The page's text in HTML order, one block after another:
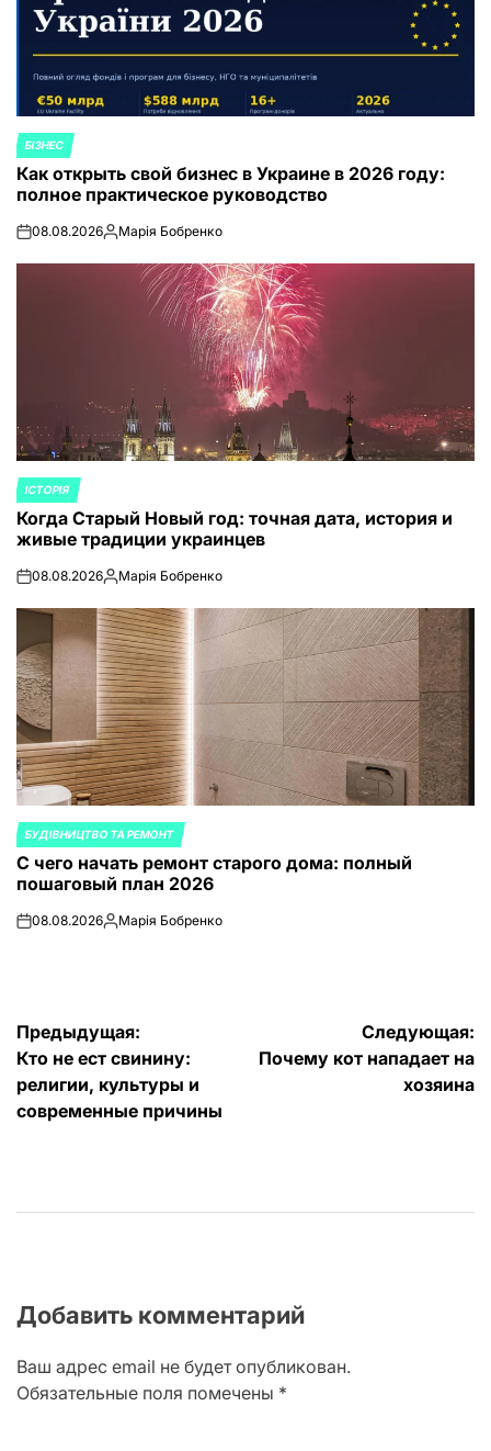
ОПУБЛИКОВАНО
В
БІЗНЕС
Как открыть свой бизнес в Украине в 2026 году:
полное практическое руководство
on08.08.2026Запись
Марія Бобренко
ОПУБЛИКОВАНО
В
ІСТОРІЯ
Когда Старый Новый год: точная дата, история и
живые традиции украинцев
on08.08.2026Запись
Марія Бобренко
ОПУБЛИКОВАНО
В
БУДІВНИЦТВО ТА РЕМОНТ
С чего начать ремонт старого дома: полный
пошаговый план 2026
on08.08.2026Запись
Марія Бобренко
Навигация
по
записям
Предыдущая:
Кто не ест свинину:
религии, культуры и
современные причины
Следующая:
Почему кот нападает на
хозяина
Добавить комментарий
Ваш адрес email не будет опубликован.
Обязательные поля помечены *